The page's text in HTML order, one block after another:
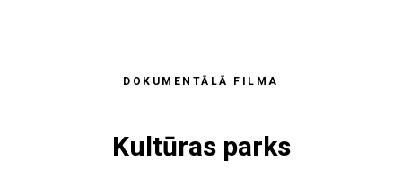
DOKUMENTĀLĀ FILMA
Kultūras parks